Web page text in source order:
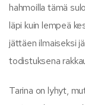
hahmoilla tämä
läpi kuin lempeä
jättäen ilmaiseksi
todistuksena
Tarina on lyhyt,